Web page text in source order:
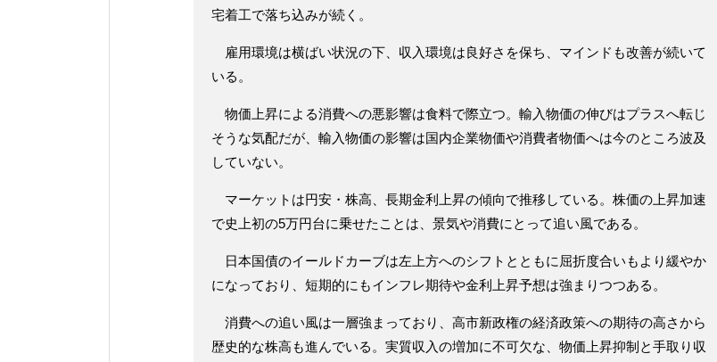
宅着工で落ち込みが続く。
雇用環境は横ばい状況の下、収入環境は良好さを保ち、マインドも改善が続いて
いる。
物価上昇による消費への悪影響は食料で際立つ。輸入物価の伸びはプラスへ転じ
そうな気配だが、輸入物価の影響は国内企業物価や消費者物価へは今のところ波及
していない。
マーケットは円安・株高、長期金利上昇の傾向で推移している。株価の上昇加速
で史上初の5万円台に乗せたことは、景気や消費にとって追い風である。
日本国債のイールドカーブは左上方へのシフトとともに屈折度合いもより緩やか
になっており、短期的にもインフレ期待や金利上昇予想は強まりつつある。
消費への追い風は一層強まっており、高市新政権の経済政策への期待の高さから
歴史的な株高も進んでいる。実質収入の増加に不可欠な、物価上昇抑制と手取り収